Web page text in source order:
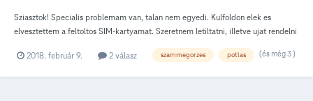
Sziasztok! Specialis problemam van, talan nem egyedi. Kulfoldon elek es
elvesztettem a feltoltos SIM-kartyamat. Szeretnem letiltatni, illetve ujat rendelni
eddig is hasznaltam. Kulfoldrol ez lehetseges? Ha igen, pontosan mit kell
2018. február 9. 2 válasz szammegorzes potlas (és még 3 )